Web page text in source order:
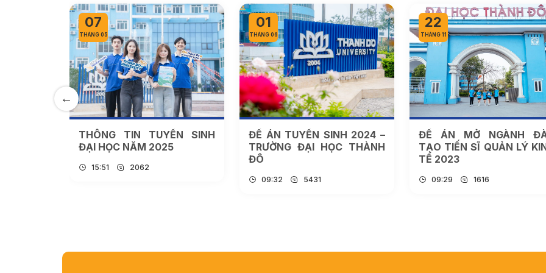
07
THÁNG 05
THÔNG TIN TUYỂN SINH
ĐẠI HỌC NĂM 2025
15:51 2062
01
THÁNG 06
ĐỀ ÁN TUYỂN SINH 2024 –
TRƯỜNG ĐẠI HỌC THÀNH
ĐÔ
09:32 5431
22
THÁNG 11
ĐỀ ÁN MỞ NGÀNH
TẠO TIẾN SĨ QUẢN LÝ
TẾ 2023
09:29 1616